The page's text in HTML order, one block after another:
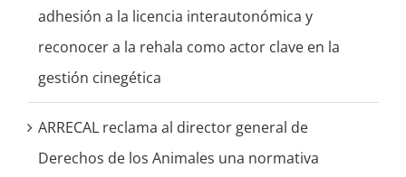
adhesión a la licencia interautonómica y
reconocer a la rehala como actor clave en la
gestión cinegética
ARRECAL reclama al director general de
Derechos de los Animales una normativa